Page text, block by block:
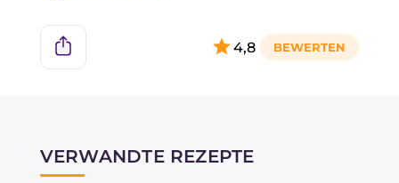
4,8
VERWANDTE REZEPTE